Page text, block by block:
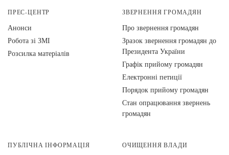
ПРЕС-ЦЕНТР
Анонси
Робота зі ЗМІ
Розсилка матеріалів
ЗВЕРНЕННЯ ГРОМАДЯН
Про звернення громадян
Зразок звернення громадян до
Президента України
Графік прийому громадян
Електронні петиції
Порядок прийому громадян
Стан опрацювання звернень
громадян
ПУБЛІЧНА ІНФОРМАЦІЯ ОЧИЩЕННЯ ВЛАДИ